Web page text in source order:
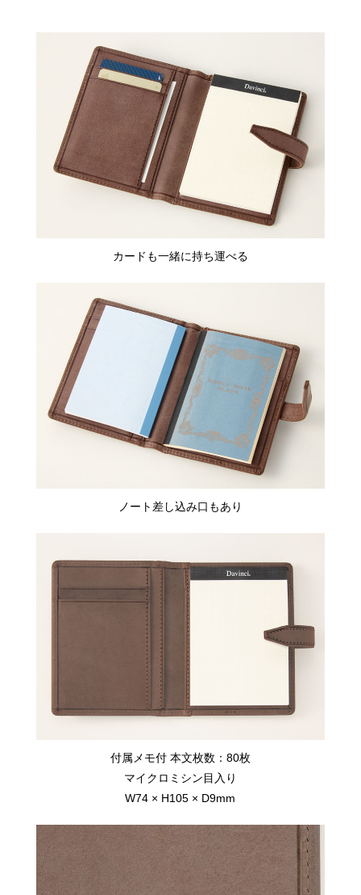
カードも一緒に持ち運べる
ノート差し込み口もあり
付属メモ付 本文枚数：80枚
マイクロミシン目入り
W74 × H105 × D9mm